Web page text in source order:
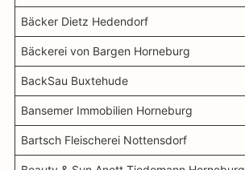
Bäcker Dietz Hedendorf
Bäckerei von Bargen Horneburg
BackSau Buxtehude
Bansemer Immobilien Horneburg
Bartsch Fleischerei Nottensdorf